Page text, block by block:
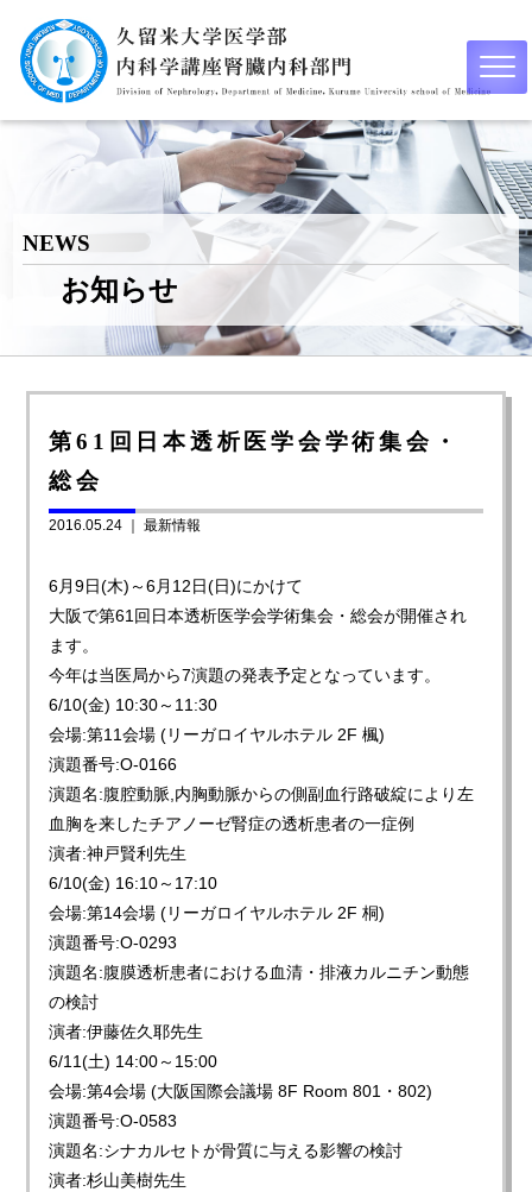
NEWS
お知らせ
第61回日本透析医学会学術集会・
総会
2016.05.24 ｜最新情報
6月9日(木)～6月12日(日)にかけて
大阪で第61回日本透析医学会学術集会・総会が開催され
ます。
今年は当医局から7演題の発表予定となっています。
6/10(金) 10:30～11:30
会場:第11会場 (リーガロイヤルホテル 2F 楓)
演題番号:O-0166
演題名:腹腔動脈,内胸動脈からの側副血行路破綻により左
血胸を来したチアノーゼ腎症の透析患者の一症例
演者:神戸賢利先生
6/10(金) 16:10～17:10
会場:第14会場 (リーガロイヤルホテル 2F 桐)
演題番号:O-0293
演題名:腹膜透析患者における血清・排液カルニチン動態
の検討
演者:伊藤佐久耶先生
6/11(土) 14:00～15:00
会場:第4会場 (大阪国際会議場 8F Room 801・802)
演題番号:O-0583
演題名:シナカルセトが骨質に与える影響の検討
演者:杉山美樹先生